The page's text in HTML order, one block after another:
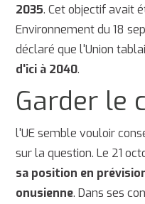
2035. Cet objectif avait
Environnement du 18
déclaré que l'Union
d'ici à 2040.
Garder le
l'UE semble vouloir
sur la question. Le 21
sa position en
onusienne. Dans ses